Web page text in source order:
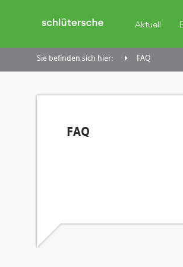
Aktuell
Sie befinden sich hier: FAQ
FAQ